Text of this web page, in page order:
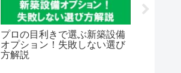
プロの目利きで選ぶ新築設備
オプション！失敗しない選び
方解説